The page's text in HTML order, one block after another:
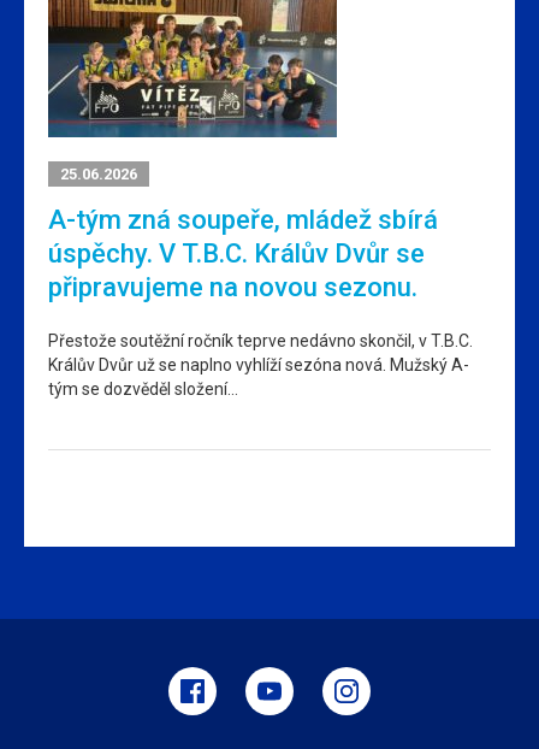
25.06.2026
A-tým zná soupeře, mládež sbírá
úspěchy. V T.B.C. Králův Dvůr se
připravujeme na novou sezonu.
Přestože soutěžní ročník teprve nedávno skončil, v T.B.C.
Králův Dvůr už se naplno vyhlíží sezóna nová. Mužský A-
tým se dozvěděl složení…